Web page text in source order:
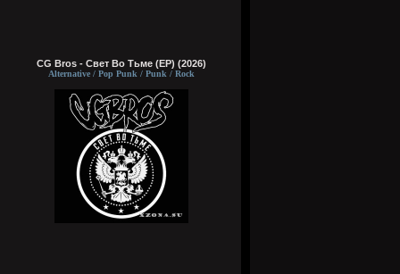
CG Bros - Свет Во Тьме (EP) (2026)
Alternative / Pop Punk / Punk / Rock